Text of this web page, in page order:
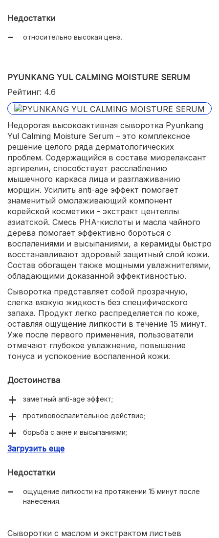
продолжительный матирующий эффект.
Недостатки
относительно высокая цена.
PYUNKANG YUL CALMING MOISTURE SERUM
Рейтинг: 4.6
Недорогая высокоактивная сыворотка Pyunkang
Yul Calming Moisture Serum – это комплексное
решение целого ряда дерматологических
проблем. Содержащийся в составе миорелаксант
аргирелин, способствует расслаблению
мышечного каркаса лица и разглаживанию
морщин. Усилить anti-age эффект помогает
знаменитый омолаживающий компонент
корейской косметики - экстракт центеллы
азиатской. Смесь PHA-кислоты и масла чайного
дерева помогает эффективно бороться с
воспалениями и высыпаниями, а керамиды быстро
восстанавливают здоровый защитный слой кожи.
Состав обогащен также мощными увлажнителями,
обладающими доказанной эффективностью.
Сыворотка представляет собой прозрачную,
слегка вязкую жидкость без специфического
запаха. Продукт легко распределяется по коже,
оставляя ощущение липкости в течение 15 минут.
Уже после первого применения, пользователи
отмечают глубокое увлажнение, повышение
тонуса и успокоение воспаленной кожи.
Достоинства
заметный anti-age эффект;
противовоспалительное действие;
борьба с акне и высыпаниями;
интенсивное увлажнение;
экономичный расход;
Загрузить еще
Недостатки
ощущение липкости на протяжении 15 минут после
нанесения.
Сыворотки с маслом и экстрактом листьев